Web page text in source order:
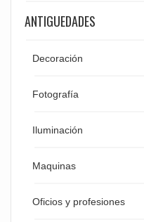
ANTIGUEDADES
Decoración
Fotografía
Iluminación
Maquinas
Oficios y profesiones